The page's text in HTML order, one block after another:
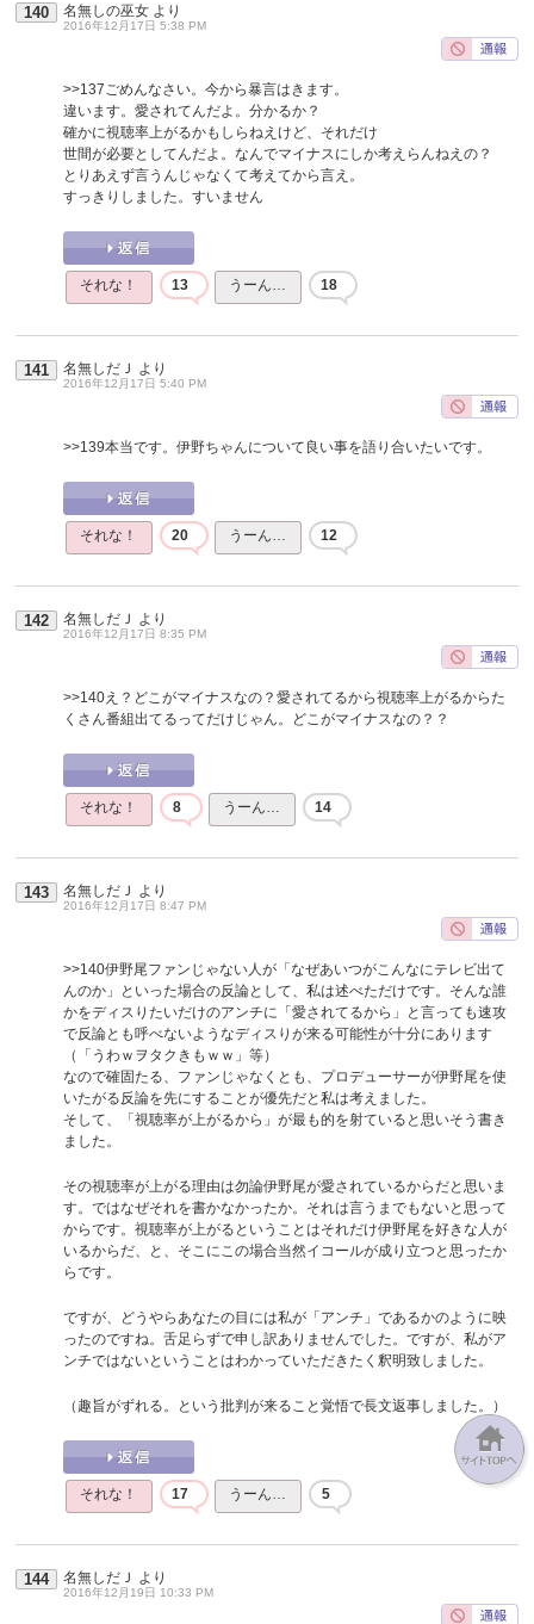
140 名無しの巫女 より
2016年12月17日 5:38 PM
>>137ごめんなさい。今から暴言はきます。
違います。愛されてんだよ。分かるか？
確かに視聴率上がるかもしらねえけど、それだけ
世間が必要としてんだよ。なんでマイナスにしか考えらんねえの？
とりあえず言うんじゃなくて考えてから言え。
すっきりしました。すいません
それな！ 13 うーん… 18
141 名無しだＪ より
2016年12月17日 5:40 PM
>>139本当です。伊野ちゃんについて良い事を語り合いたいです。
それな！ 20 うーん… 12
142 名無しだＪ より
2016年12月17日 8:35 PM
>>140え？どこがマイナスなの？愛されてるから視聴率上がるからた
くさん番組出てるってだけじゃん。どこがマイナスなの？？
それな！ 8 うーん… 14
143 名無しだＪ より
2016年12月17日 8:47 PM
>>140伊野尾ファンじゃない人が「なぜあいつがこんなにテレビ出て
んのか」といった場合の反論として、私は述べただけです。そんな誰
かをディスりたいだけのアンチに「愛されてるから」と言っても速攻
で反論とも呼べないようなディスりが来る可能性が十分にあります
（「うわｗヲタクきもｗｗ」等）
なので確固たる、ファンじゃなくとも、プロデューサーが伊野尾を使
いたがる反論を先にすることが優先だと私は考えました。
そして、「視聴率が上がるから」が最も的を射ていると思いそう書き
ました。
その視聴率が上がる理由は勿論伊野尾が愛されているからだと思いま
す。ではなぜそれを書かなかったか。それは言うまでもないと思って
からです。視聴率が上がるということはそれだけ伊野尾を好きな人が
いるからだ、と、そこにこの場合当然イコールが成り立つと思ったか
らです。
ですが、どうやらあなたの目には私が「アンチ」であるかのように映
ったのですね。舌足らずで申し訳ありませんでした。ですが、私がア
ンチではないということはわかっていただきたく釈明致しました。
（趣旨がずれる。という批判が来ること覚悟で長文返事しました。）
それな！ 17 うーん… 5
144 名無しだＪ より
2016年12月19日 10:33 PM